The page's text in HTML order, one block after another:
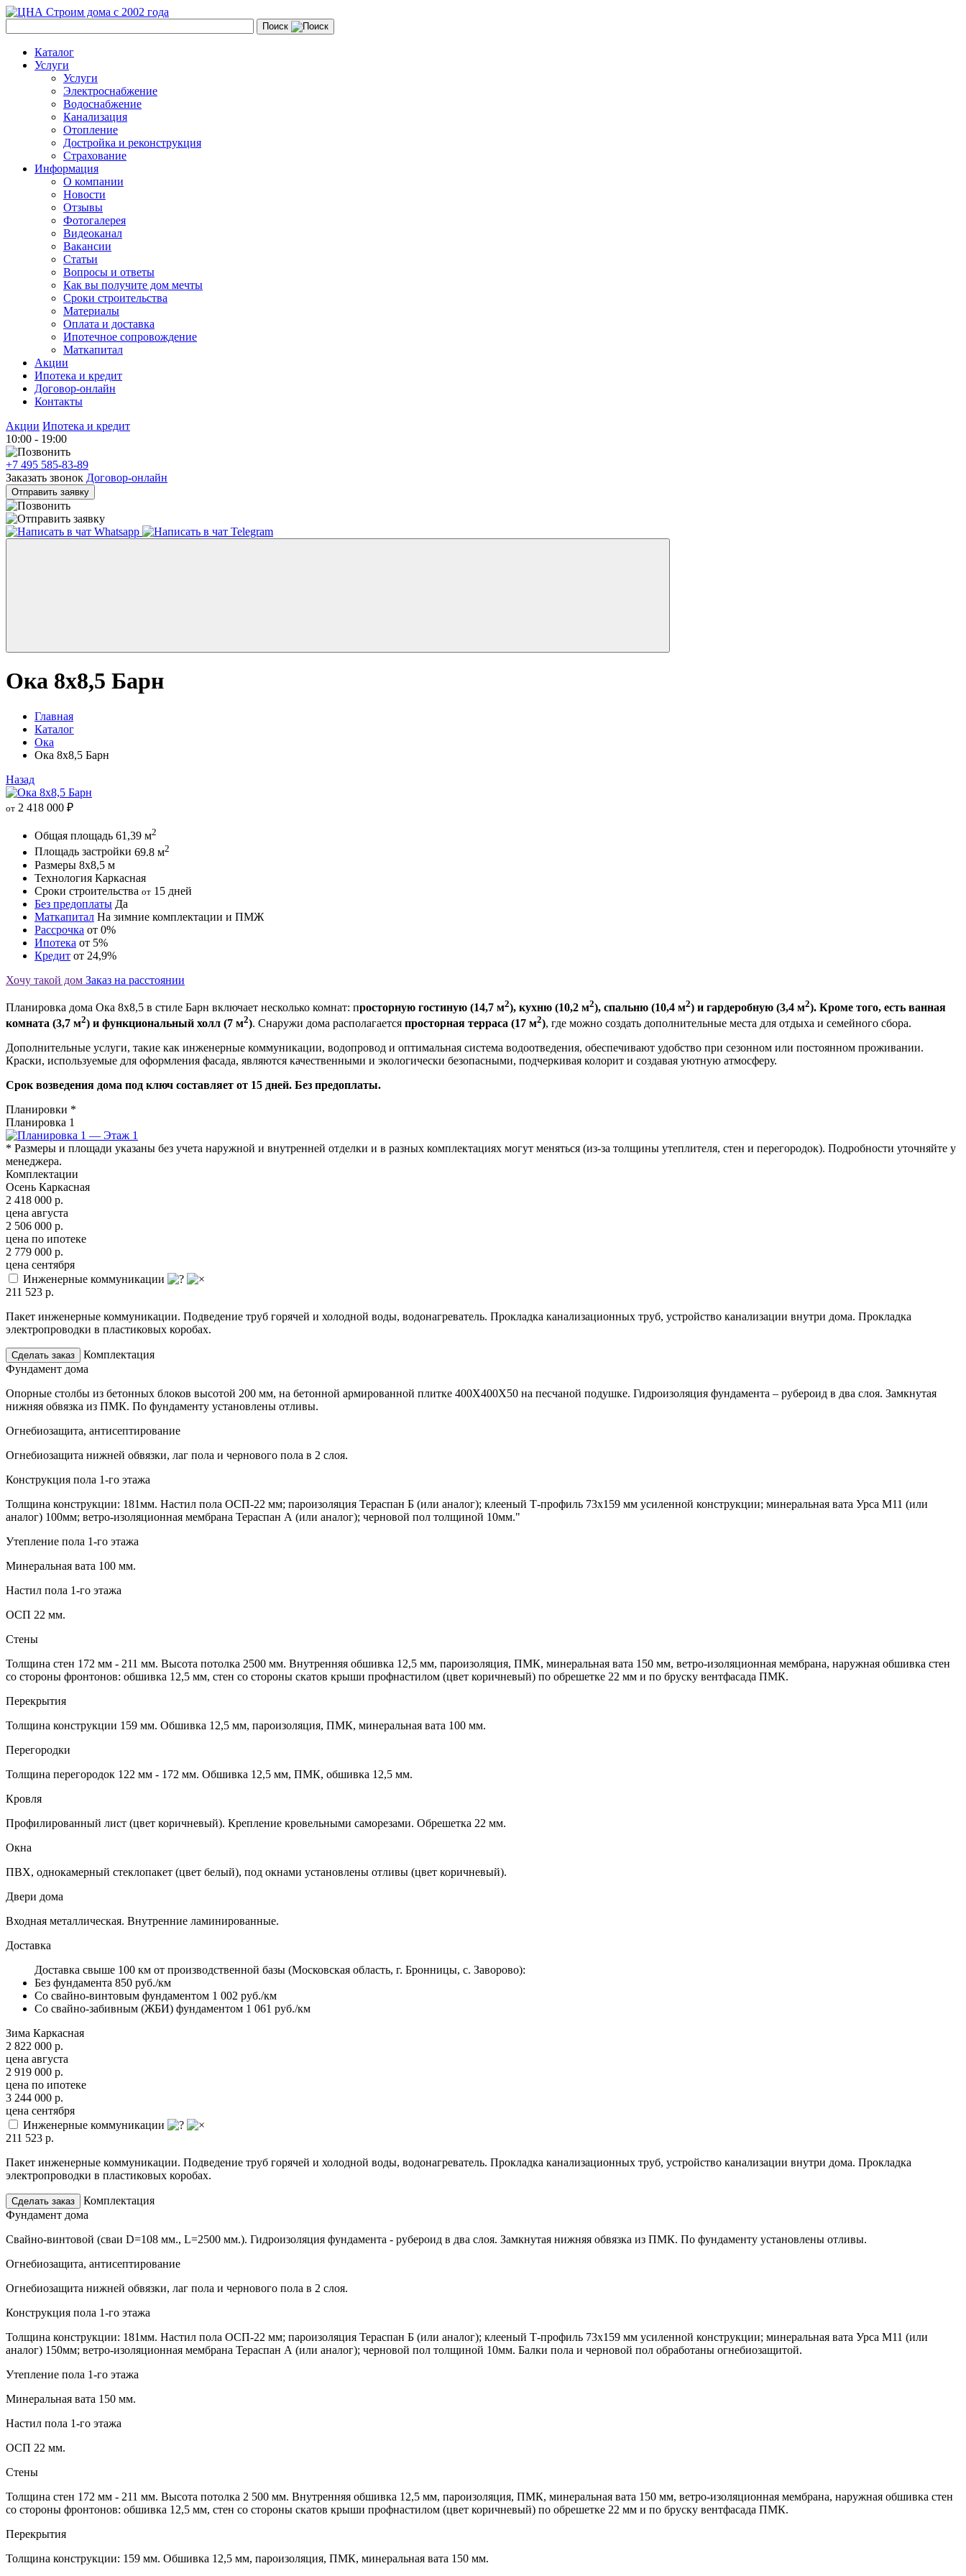
Строим дома с 2002 года
Поиск
Каталог
Услуги
Услуги
Электроснабжение
Водоснабжение
Канализация
Отопление
Достройка и реконструкция
Страхование
Информация
О компании
Новости
Отзывы
Фотогалерея
Видеоканал
Вакансии
Статьи
Вопросы и ответы
Как вы получите дом мечты
Сроки строительства
Материалы
Оплата и доставка
Ипотечное сопровождение
Маткапитал
Акции
Ипотека и кредит
Договор-онлайн
Контакты
Акции Ипотека и кредит
10:00 - 19:00
+7 495 585-83-89
Заказать звонок Договор-онлайн
Отправить заявку
Ока 8х8,5 Барн
Главная
Каталог
Ока
Ока 8х8,5 Барн
Назад
от 2 418 000 ₽
Общая площадь 61,39 м2
Площадь застройки 69.8 м2
Размеры 8х8,5 м
Технология Каркасная
Сроки строительства от 15 дней
Без предоплаты Да
Маткапитал На зимние комплектации и ПМЖ
Рассрочка от 0%
Ипотека от 5%
Кредит от 24,9%
Хочу такой дом Заказ на расстоянии
Планировка дома Ока 8х8,5 в стиле Барн включает несколько комнат: просторную гостиную (14,7 м2), кухню (10,2 м2), спальню (10,4 м2) и гардеробную (3,4 м2). Кроме того, есть ванная
комната (3,7 м2) и функциональный холл (7 м2). Снаружи дома располагается просторная терраса (17 м2), где можно создать дополнительные места для отдыха и семейного сбора.
Дополнительные услуги, такие как инженерные коммуникации, водопровод и оптимальная система водоотведения, обеспечивают удобство при сезонном или постоянном проживании.
Краски, используемые для оформления фасада, являются качественными и экологически безопасными, подчеркивая колорит и создавая уютную атмосферу.
Срок возведения дома под ключ составляет от 15 дней. Без предоплаты.
Планировки *
Планировка 1
* Размеры и площади указаны без учета наружной и внутренней отделки и в разных комплектациях могут меняться (из-за толщины утеплителя, стен и перегородок). Подробности уточняйте у
менеджера.
Комплектации
Осень Каркасная
2 418 000 р.
цена августа
2 506 000 р.
цена по ипотеке
2 779 000 р.
цена сентября
Инженерные коммуникации
211 523 р.
Пакет инженерные коммуникации. Подведение труб горячей и холодной воды, водонагреватель. Прокладка канализационных труб, устройство канализации внутри дома. Прокладка
электропроводки в пластиковых коробах.
Сделать заказ
Комплектация
Фундамент дома
Опорные столбы из бетонных блоков высотой 200 мм, на бетонной армированной плитке 400Х400Х50 на песчаной подушке. Гидроизоляция фундамента – рубероид в два слоя. Замкнутая
нижняя обвязка из ПМК. По фундаменту установлены отливы.
Огнебиозащита, антисептирование
Огнебиозащита нижней обвязки, лаг пола и чернового пола в 2 слоя.
Конструкция пола 1-го этажа
Толщина конструкции: 181мм. Настил пола ОСП-22 мм; пароизоляция Тераспан Б (или аналог); клееный Т-профиль 73х159 мм усиленной конструкции; минеральная вата Урса М11 (или
аналог) 100мм; ветро-изоляционная мембрана Тераспан А (или аналог); черновой пол толщиной 10мм."
Утепление пола 1-го этажа
Минеральная вата 100 мм.
Настил пола 1-го этажа
ОСП 22 мм.
Стены
Толщина стен 172 мм - 211 мм. Высота потолка 2500 мм. Внутренняя обшивка 12,5 мм, пароизоляция, ПМК, минеральная вата 150 мм, ветро-изоляционная мембрана, наружная обшивка стен
со стороны фронтонов: обшивка 12,5 мм, стен со стороны скатов крыши профнастилом (цвет коричневый) по обрешетке 22 мм и по бруску вентфасада ПМК.
Перекрытия
Толщина конструкции 159 мм. Обшивка 12,5 мм, пароизоляция, ПМК, минеральная вата 100 мм.
Перегородки
Толщина перегородок 122 мм - 172 мм. Обшивка 12,5 мм, ПМК, обшивка 12,5 мм.
Кровля
Профилированный лист (цвет коричневый). Крепление кровельными саморезами. Обрешетка 22 мм.
Окна
ПВХ, однокамерный стеклопакет (цвет белый), под окнами установлены отливы (цвет коричневый).
Двери дома
Входная металлическая. Внутренние ламинированные.
Доставка
Доставка свыше 100 км от производственной базы (Московская область, г. Бронницы, с. Заворово):
Без фундамента 850 руб./км
Со свайно-винтовым фундаментом 1 002 руб./км
Cо свайно-забивным (ЖБИ) фундаментом 1 061 руб./км
Зима Каркасная
2 822 000 р.
цена августа
2 919 000 р.
цена по ипотеке
3 244 000 р.
цена сентября
Инженерные коммуникации
211 523 р.
Пакет инженерные коммуникации. Подведение труб горячей и холодной воды, водонагреватель. Прокладка канализационных труб, устройство канализации внутри дома. Прокладка
электропроводки в пластиковых коробах.
Сделать заказ
Комплектация
Фундамент дома
Свайно-винтовой (сваи D=108 мм., L=2500 мм.). Гидроизоляция фундамента - рубероид в два слоя. Замкнутая нижняя обвязка из ПМК. По фундаменту установлены отливы.
Огнебиозащита, антисептирование
Огнебиозащита нижней обвязки, лаг пола и чернового пола в 2 слоя.
Конструкция пола 1-го этажа
Толщина конструкции: 181мм. Настил пола ОСП-22 мм; пароизоляция Тераспан Б (или аналог); клееный Т-профиль 73х159 мм усиленной конструкции; минеральная вата Урса М11 (или
аналог) 150мм; ветро-изоляционная мембрана Тераспан А (или аналог); черновой пол толщиной 10мм. Балки пола и черновой пол обработаны огнебиозащитой.
Утепление пола 1-го этажа
Минеральная вата 150 мм.
Настил пола 1-го этажа
ОСП 22 мм.
Стены
Толщина стен 172 мм - 211 мм. Высота потолка 2 500 мм. Внутренняя обшивка 12,5 мм, пароизоляция, ПМК, минеральная вата 150 мм, ветро-изоляционная мембрана, наружная обшивка стен
со стороны фронтонов: обшивка 12,5 мм, стен со стороны скатов крыши профнастилом (цвет коричневый) по обрешетке 22 мм и по бруску вентфасада ПМК.
Перекрытия
Толщина конструкции: 159 мм. Обшивка 12,5 мм, пароизоляция, ПМК, минеральная вата 150 мм.